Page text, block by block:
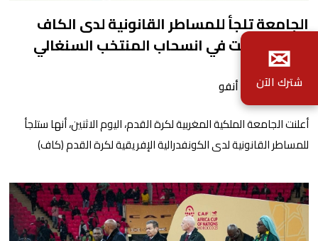
الجامعة تلجأ للمساطر القانونية لدى الكاف
والفيفا للبت في انسحاب المنتخب السنغالي
بواسطة أحداث. أنفو
أعلنت الجامعة الملكية المغربية لكرة القدم، اليوم الاثنين، أنها ستلجأ
للمساطر القانونية لدى الكونفدرالية الإفريقية لكرة القدم (كاف)
من ملعب المباراة النهائية أمام المنتخب المغربي. وأوضحت الجامعة
الملكية المغربية لكرة القدم، في بلاغ نشرته على موقعها الرسمي، أن
اللجوء إلى ال(كاف) و ال(فيفا ) يأتي، […]
✉
شترك الآن